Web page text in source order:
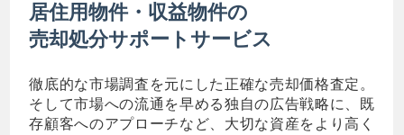
居住用物件・収益物件の
売却処分サポートサービス
徹底的な市場調査を元にした正確な売却価格査定。
そして市場への流通を早める独自の広告戦略に、既
存顧客へのアプローチなど、大切な資産をより高く